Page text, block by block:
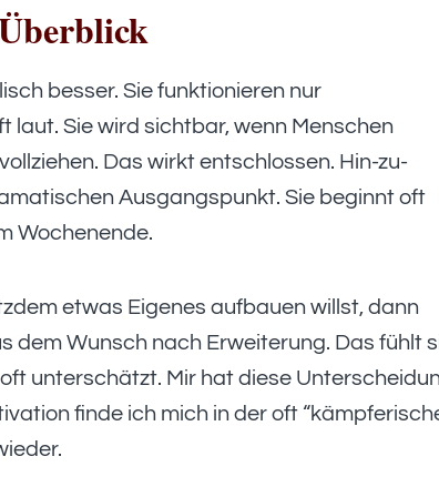
besser. Sie funktionieren nur
laut. Sie wird sichtbar, wenn Menschen
Das wirkt entschlossen. Hin-zu-
Ausgangspunkt. Sie beginnt oft
Wochenende.
etwas Eigenes aufbauen willst, dann
dem Wunsch nach Erweiterung. Das fühlt
unterschätzt. Mir hat diese
finde ich mich in der oft